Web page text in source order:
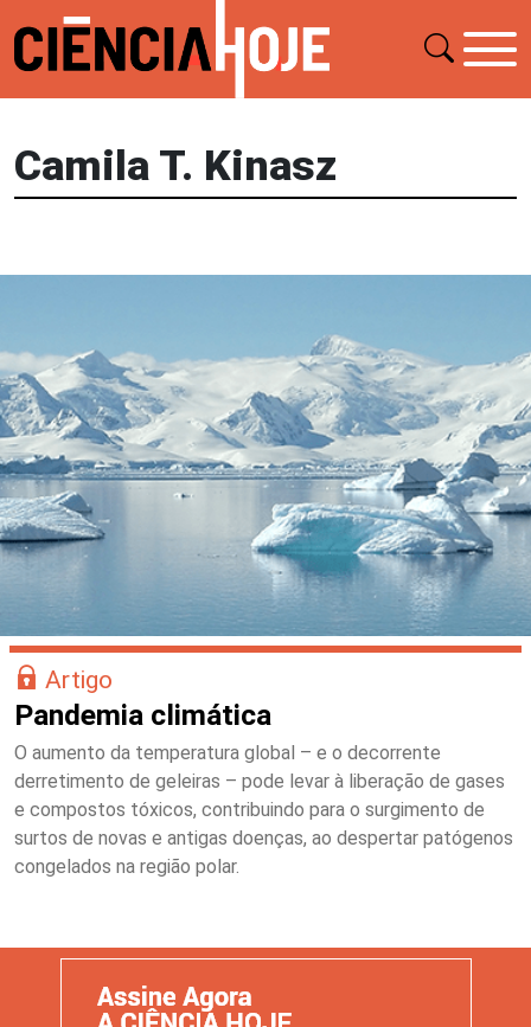
Camila T. Kinasz
Artigo
Pandemia climática
O aumento da temperatura global – e o decorrente
derretimento de geleiras – pode levar à liberação de gases
e compostos tóxicos, contribuindo para o surgimento de
surtos de novas e antigas doenças, ao despertar patógenos
congelados na região polar.